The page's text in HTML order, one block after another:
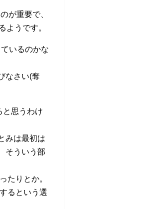
が重要で、
ようです。
いるのかな
なさい(奪
と思うわけ
みは最初は
そういう部
たりとか。
るという選